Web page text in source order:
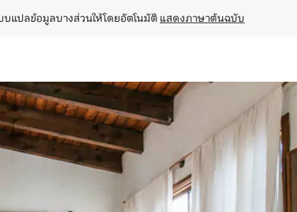
บแปลข้อมูลบางส่วนให้โดยอัตโนมัติ แสดงภาษาต้นฉบับ